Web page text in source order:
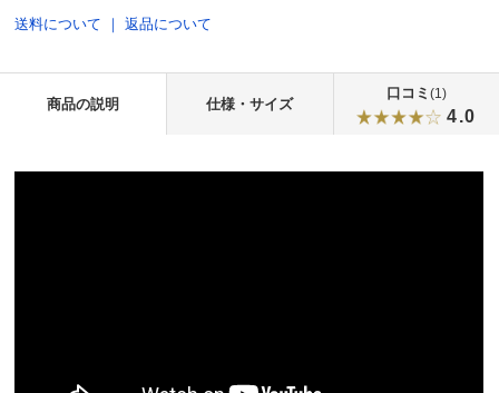
送料について ｜返品について
商品の説明 仕様・サイズ
口コミ (1)
4.0